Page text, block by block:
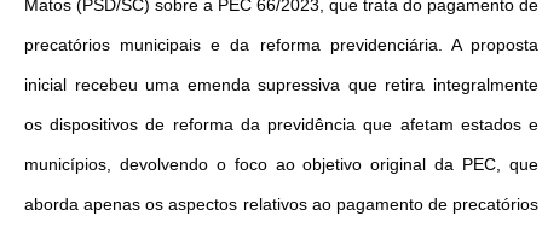
Matos (PSD/SC) sobre a PEC 66/2023, que trata do pagamento de
precatórios municipais e da reforma previdenciária. A proposta
inicial recebeu uma emenda supressiva que retira integralmente
os dispositivos de reforma da previdência que afetam estados e
municípios, devolvendo o foco ao objetivo original da PEC, que
aborda apenas os aspectos relativos ao pagamento de precatórios